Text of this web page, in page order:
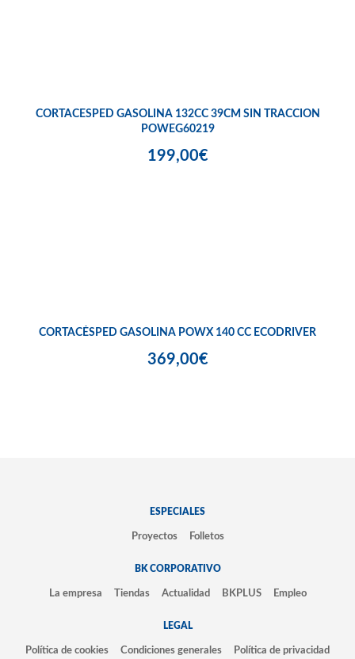
CORTACESPED GASOLINA 132CC 39CM SIN TRACCION
POWEG60219
199,00€
CORTACÉSPED GASOLINA POWX 140 CC ECODRIVER
369,00€
ESPECIALES
Proyectos Folletos
BK CORPORATIVO
La empresa Tiendas Actualidad BKPLUS Empleo
LEGAL
Política de cookies Condiciones generales Política de privacidad